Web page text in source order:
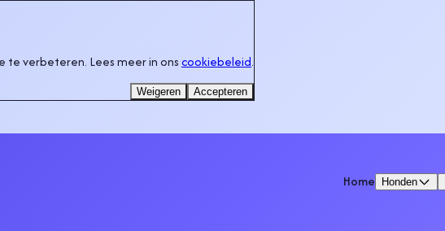
Home Honden
te verbeteren. Lees meer in onscookiebeleid.
Weigeren Accepteren